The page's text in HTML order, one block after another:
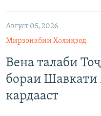
Август 05, 2026
Мирзонабии Холиқзод
Вена талаби
бораи
кардааст